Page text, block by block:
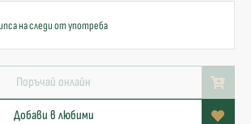
на следи от употреба
Поръчай онлайн
Добави в любими